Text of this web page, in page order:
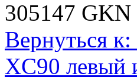
305147
Вернуться
XC90 левый